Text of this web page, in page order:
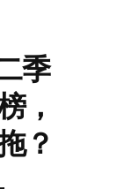
季
，
？